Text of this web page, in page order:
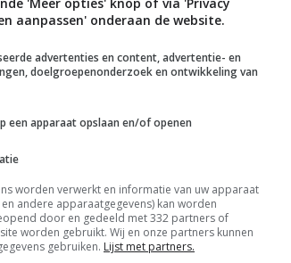
aanpassen' onderaan de website.
advertenties en content, advertentie- en
doelgroepenonderzoek en ontwikkeling van
een apparaat opslaan en/of openen
worden verwerkt en informatie van uw apparaat
andere apparaatgegevens) kan worden
door en gedeeld met 332 partners of
worden gebruikt. Wij en onze partners kunnen
gebruiken. Lijst met partners.